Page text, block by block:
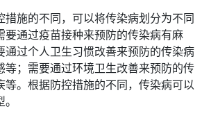
措施的不同，可以将传染病划分为不同
要通过疫苗接种来预防的传染病有麻
通过个人卫生习惯改善来预防的传染病
等；需要通过环境卫生改善来预防的传
等。根据防控措施的不同，传染病可以